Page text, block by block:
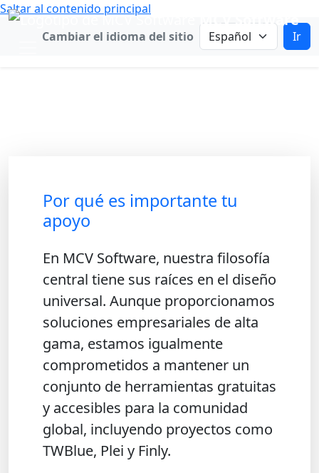
Saltar al contenido principal
MCV Software
Cambiar idioma
Cambiar el idioma del sitio Ir
Por qué es importante tu
apoyo
En MCV Software, nuestra filosofía
central tiene sus raíces en el diseño
universal. Aunque proporcionamos
soluciones empresariales de alta
gama, estamos igualmente
comprometidos a mantener un
conjunto de herramientas gratuitas
y accesibles para la comunidad
global, incluyendo proyectos como
TWBlue, Plei y Finly.